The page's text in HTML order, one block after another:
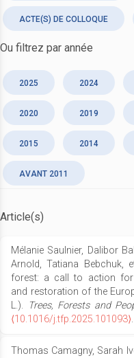
ACTE(S) DE COLLOQUE
Ou filtrez par année
2025 2024
2020 2019
2015 2014
AVANT 2011
Article(s)
Mélanie Saulnier, Dalibor
Arnold, Tatiana Bebchuk,
forest: a call to action for
and restoration of the
L.).
Trees, Forests and
⟨10.1016/j.tfp.2025.101093⟩.
Thomas Camagny, Sarah